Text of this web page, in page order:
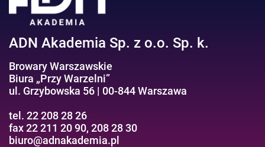
ADN Akademia Sp. z o.o. Sp. k.
Browary Warszawskie
Biura „Przy Warzelni”
ul. Grzybowska 56 | 00-844 Warszawa
tel. 22 208 28 26
fax 22 211 20 90, 208 28 30
biuro@adnakademia.pl